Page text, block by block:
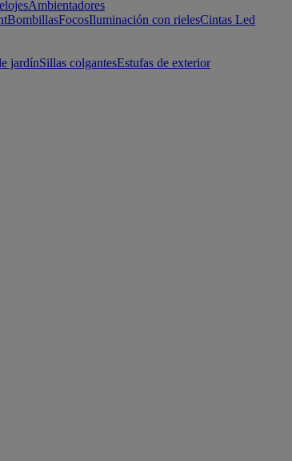
Ambientadores
BombillasFocosIluminación con rielesCintas Led
jardínSillas colgantesEstufas de exterior